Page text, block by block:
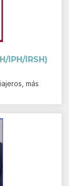
IPH/IRSH)
más